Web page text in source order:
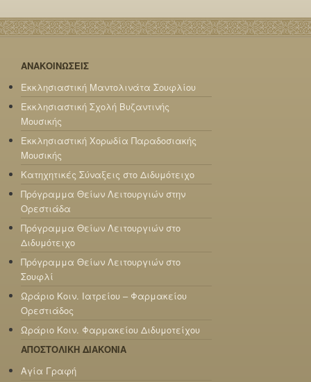
ΑΝΑΚΟΙΝΩΣΕΙΣ
Εκκλησιαστική Μαντολινάτα Σουφλίου
Εκκλησιαστική Σχολή Βυζαντινής
Μουσικής
Εκκλησιαστική Χορωδία Παραδοσιακής
Μουσικής
Κατηχητικές Σύναξεις στο Διδυμότειχο
Πρόγραμμα Θείων Λειτουργιών στην
Ορεστιάδα
Πρόγραμμα Θείων Λειτουργιών στο
Διδυμότειχο
Πρόγραμμα Θείων Λειτουργιών στο
Σουφλί
Ωράριο Κοιν. Ιατρείου – Φαρμακείου
Ορεστιάδος
Ωράριο Κοιν. Φαρμακείου Διδυμοτείχου
ΑΠΟΣΤΟΛΙΚΗ ΔΙΑΚΟΝΙΑ
Αγία Γραφή